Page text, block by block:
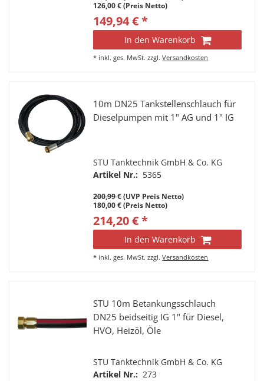
126,00 € (Preis Netto)
149,94 € *
In den Warenkorb
* inkl. ges. MwSt. zzgl.Versandkosten
10m DN25 Tankstellenschlauch für
Dieselpumpen mit 1" AG und 1" IG
STU Tanktechnik GmbH & Co. KG
Artikel Nr.: 5365
200,99 €(UVP Preis Netto)
180,00 € (Preis Netto)
214,20 € *
In den Warenkorb
* inkl. ges. MwSt. zzgl.Versandkosten
STU 10m Betankungsschlauch
DN25 beidseitig IG 1" für Diesel,
HVO, Heizöl, Öle
STU Tanktechnik GmbH & Co. KG
Artikel Nr.: 273